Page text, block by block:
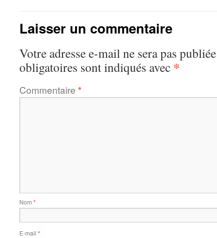
Laisser un commentaire
Votre adresse e-mail ne sera pas
obligatoires sont indiqués avec *
Commentaire *
Nom *
E-mail *